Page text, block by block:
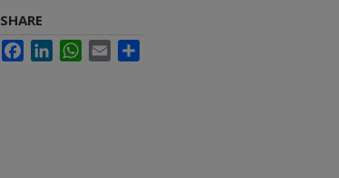
SHARE
FacebookLinkedInWhatsApp
Email